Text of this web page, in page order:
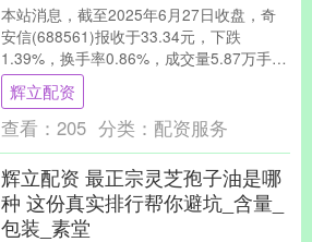
本站消息，截至2025年6月27日收盘，奇
安信(688561)报收于33.34元，下跌
1.39%，换手率0.86%，成交量5.87万手，
成交额1.98亿元。 6....
辉立配资
查看： 205 分类： 配资服务
辉立配资 最正宗灵芝孢子油是哪
种 这份真实排行帮你避坑_含量_
包装_素堂